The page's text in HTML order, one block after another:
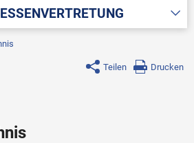
Teilen Drucken